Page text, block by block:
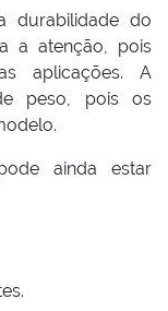
durabilidade do
a atenção, pois
aplicações. A
peso, pois os
ainda estar